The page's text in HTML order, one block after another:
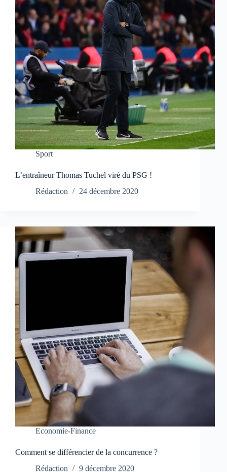
Sport
L’entraîneur Thomas Tuchel viré du PSG !
Rédaction
24 décembre 2020
Economie-Finance
Comment se différencier de la concurrence ?
Rédaction
9 décembre 2020